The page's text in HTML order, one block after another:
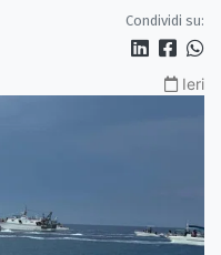
Condividi su:
Ieri